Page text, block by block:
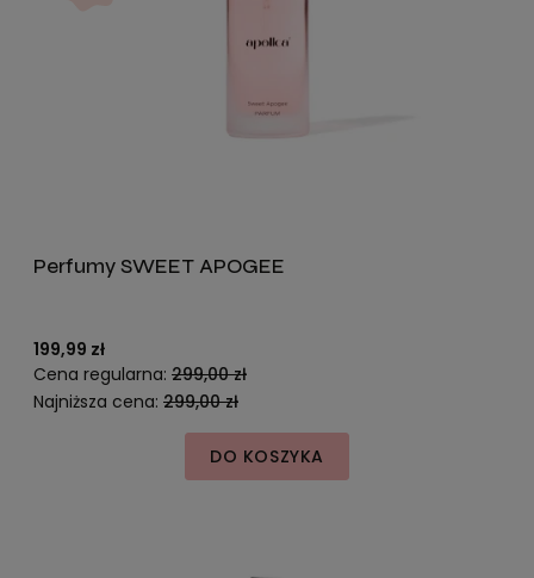
Perfumy SWEET APOGEE
199,99 zł
Cena regularna: 299,00 zł
Najniższa cena: 299,00 zł
DO KOSZYKA